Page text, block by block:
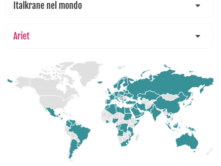
Italkrane nel mondo
Ariet